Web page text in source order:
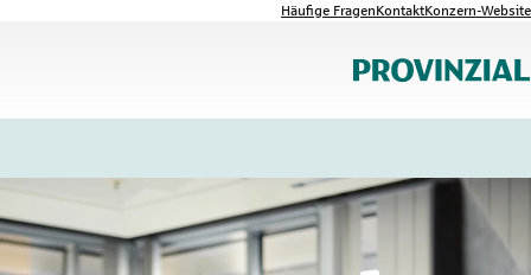
Häufige FragenKontaktKonzern-Website